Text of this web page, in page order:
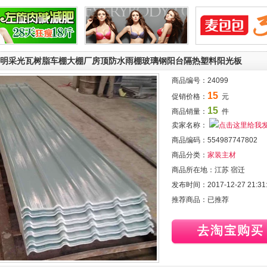
采光瓦树脂车棚大棚厂房顶防水雨棚玻璃钢阳台隔热塑料阳光板
商品编号： 24099
促销价格： 15 元
商品销量： 15 件
卖家名称：
商品编码： 554987747802
商品分类： 家装主材
商品所在地： 江苏 宿迁
发布时间： 2017-12-27
推荐商品： 已推荐